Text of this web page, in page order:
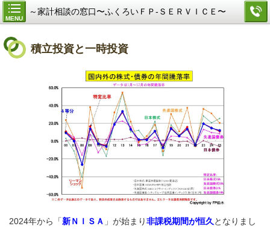
MENU
～家計相談の窓口〜ふくろいＦＰ-ＳＥＲＶＩＣＥ〜
積立投資と一時投資
2024年から「新ＮＩＳＡ 」が始まり非課税期間が恒久 となりまし